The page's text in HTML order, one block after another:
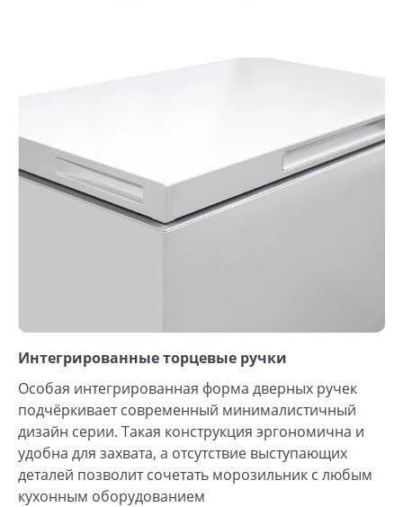
Интегрированные торцевые ручки
Особая интегрированная форма дверных ручек
подчёркивает современный минималистичный
дизайн серии. Такая конструкция эргономична и
удобна для захвата, а отсутствие выступающих
деталей позволит сочетать морозильник с любым
кухонным оборудованием